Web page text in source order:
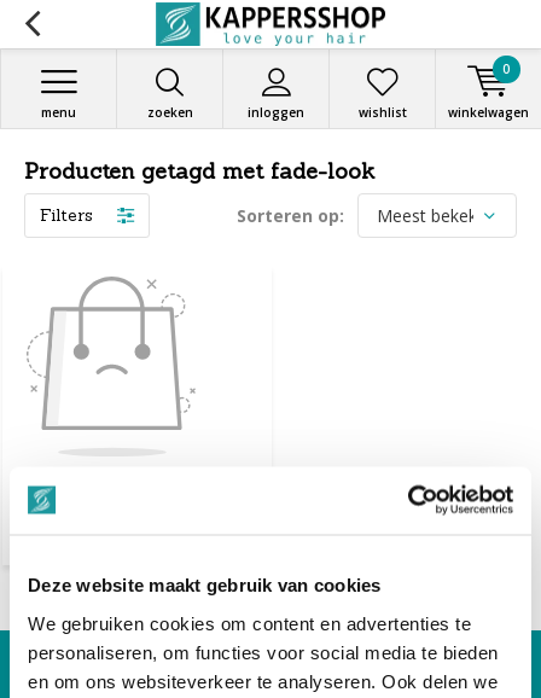
Deze website maakt gebruik van cookies
We gebruiken cookies om content en advertenties te
personaliseren, om functies voor social media te bieden
en om ons websiteverkeer te analyseren. Ook delen we
zoeken inloggen
menu wishlist winkelwagen
0
Producten getagd met fade-look
Filters Sorteren op:
gevonden!...
Hulp Nodig?